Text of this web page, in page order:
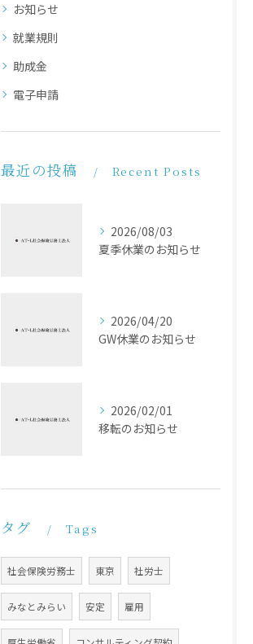
お知らせ
就業規則
助成金
電子申請
最近の投稿 Recent Posts
2026/08/03
夏季休業のお知らせ
2026/04/20
GW休業のお知らせ
2026/02/01
移転のお知らせ
タグ Tags
社会保険労務士 東京 社労士
みなとみらい 安定 雇用